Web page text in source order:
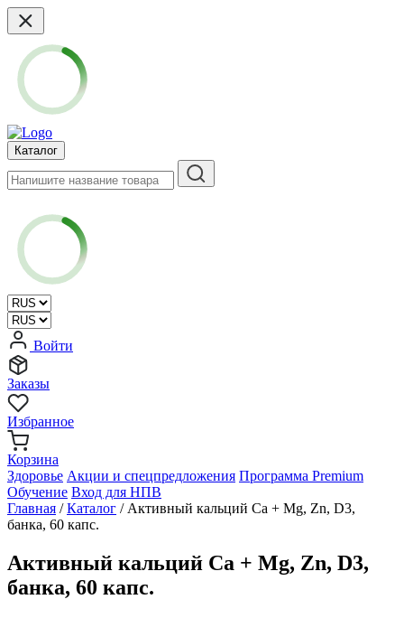
Каталог
Войти
Заказы
Избранное
Корзина
Здоровье Акции и спецпредложения Программа Premium
Обучение Вход для НПВ
Главная / Каталог / Активный кальций Ca + Mg, Zn, D3,
банка, 60 капс.
Активный кальций Ca + Mg, Zn, D3,
банка, 60 капс.